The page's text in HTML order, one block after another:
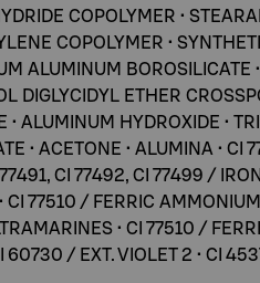
COPOLYMER •
COPOLYMER •
ALUMINUM BOROSILICATE
ETHER
ALUMINUM HYDROXIDE •
• ACETONE • ALUMINA •
CI 77492, CI 77499 /
77510 / FERRIC
• CI 77510 /
/ EXT. VIOLET 2 • CI